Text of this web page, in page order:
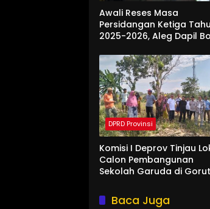
Awali Reses Masa
Persidangan Ketiga
2025-2026, Aleg Dapil
Dari Pemda
DPRD Provinsi
Komisi I Deprov Tinjau
Calon Pembangunan
Sekolah Garuda di Gorut
Baca Juga